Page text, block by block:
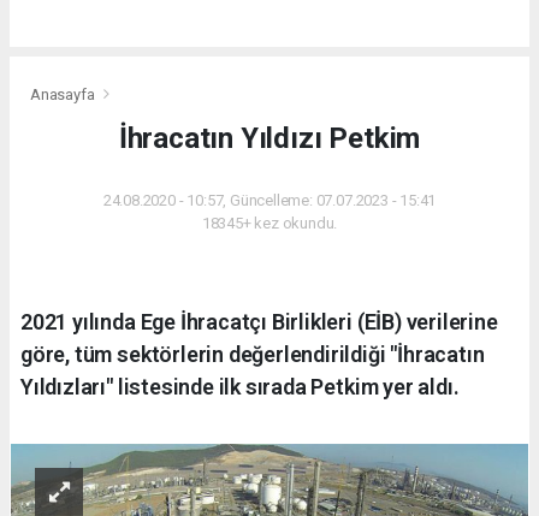
Anasayfa
İhracatın Yıldızı Petkim
24.08.2020 - 10:57, Güncelleme: 07.07.2023 - 15:41
18345+ kez okundu.
2021 yılında Ege İhracatçı Birlikleri (EİB) verilerine
göre, tüm sektörlerin değerlendirildiği "İhracatın
Yıldızları" listesinde ilk sırada Petkim yer aldı.